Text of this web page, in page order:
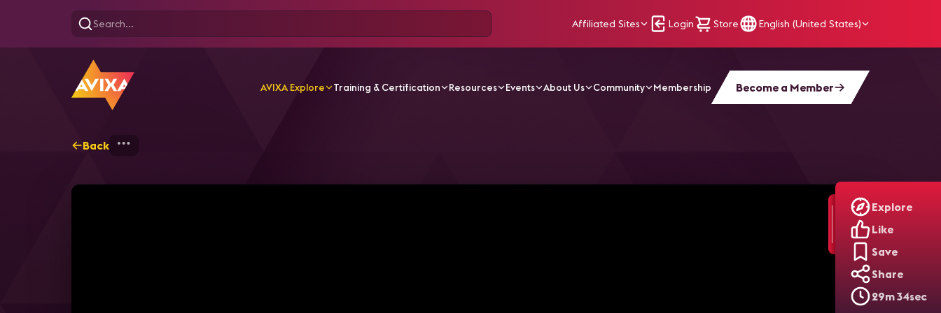
Affiliated Sites Login Store English (United States)
AVIXA Explore Training & Certification Resources Events About Us Community Membership Become a Member
Explore
Like
Save
Share
29m 34sec
Back